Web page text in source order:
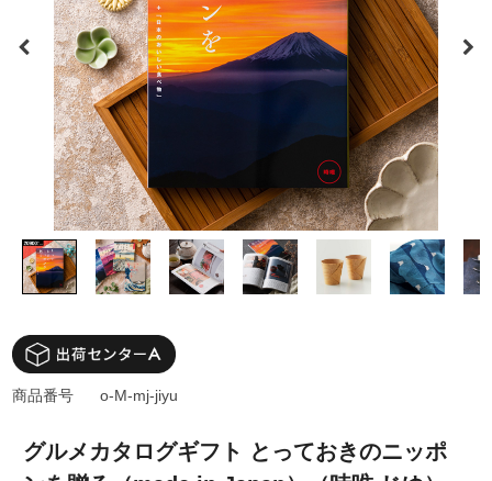
グルメカタログギフト とっておきのニッポ
商品番号 o-M-mj-jiyu